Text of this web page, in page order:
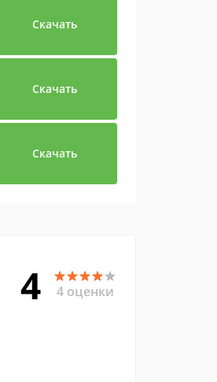
Скачать
Скачать
Скачать
4 4 оценки